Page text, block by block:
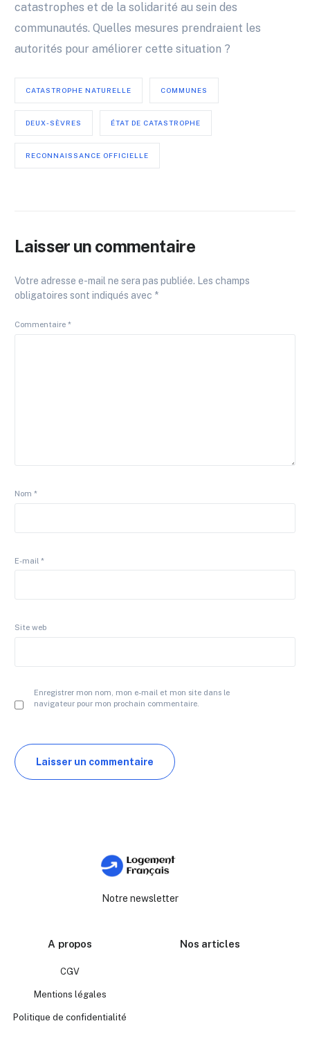
catastrophes et de la solidarité au sein des
communautés. Quelles mesures prendraient les
autorités pour améliorer cette situation ?
CATASTROPHE NATURELLE COMMUNES
DEUX-SÈVRES ÉTAT DE CATASTROPHE
RECONNAISSANCE OFFICIELLE
Laisser un commentaire
Votre adresse e-mail ne sera pas publiée. Les champs
obligatoires sont indiqués avec *
Commentaire*
Nom*
E-mail*
Site web
Enregistrer mon nom, mon e-mail et mon site dans le
navigateur pour mon prochain commentaire.
Notre newsletter
A propos
CGV
Mentions légales
Politique de confidentialité
Nos articles